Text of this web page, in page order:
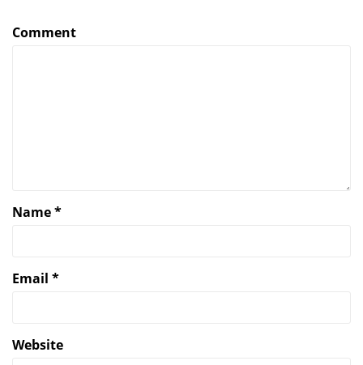
Comment
Name*
Email *
Website